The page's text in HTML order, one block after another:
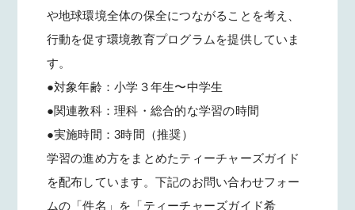
や地球環境全体の保全につながることを考え、
行動を促す環境教育プログラムを提供していま
す。
●対象年齢：小学３年生〜中学生
●関連教科：理科・総合的な学習の時間
●実施時間：3時間（推奨）
学習の進め方をまとめたティーチャーズガイド
を配布しています。下記のお問い合わせフォー
ムの「件名」を「ティーチャーズガイド希